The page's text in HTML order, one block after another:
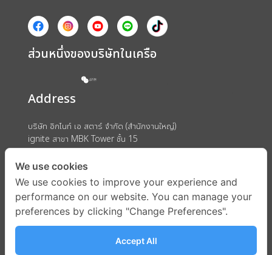
ส่วนหนึ่งของบริษัทในเครือ
Address
บริษัท อิกไนท์ เอ สตาร์ จำกัด (สำนักงานใหญ่)
ignite สาขา MBK Tower ชั้น 15
ถนนพญาไท แขวงวังใหม่ เขตปทุมวัน กรุงเทพมหานคร 10330
We use cookies
We use cookies to improve your experience and
performance on our website. You can manage your
preferences by clicking "Change Preferences".
Accept All